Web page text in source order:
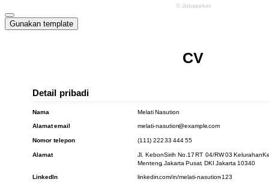
Gunakan template